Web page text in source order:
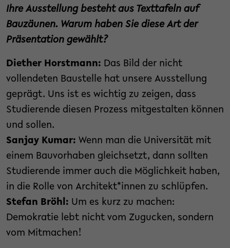
Ihre Ausstellung besteht aus Texttafeln auf
Bauzäunen. Warum haben Sie diese Art der
Präsentation gewählt?
Diether Horstmann: Das Bild der nicht
vollendeten Baustelle hat unsere Ausstellung
geprägt. Uns ist es wichtig zu zeigen, dass
Studierende diesen Prozess mitgestalten können
und sollen.
Sanjay Kumar: Wenn man die Universität mit
einem Bauvorhaben gleichsetzt, dann sollten
Studierende immer auch die Möglichkeit haben,
in die Rolle von Architekt*innen zu schlüpfen.
Stefan Bröhl: Um es kurz zu machen:
Demokratie lebt nicht vom Zugucken, sondern
vom Mitmachen!